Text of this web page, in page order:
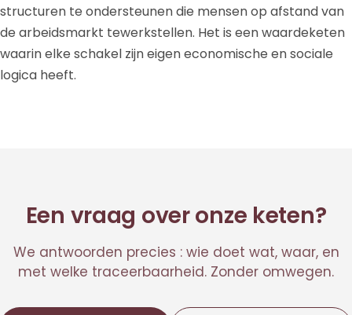
structuren te ondersteunen die mensen op afstand van
de arbeidsmarkt tewerkstellen. Het is een waardeketen
waarin elke schakel zijn eigen economische en sociale
logica heeft.
Een vraag over onze keten?
We antwoorden precies : wie doet wat, waar, en
met welke traceerbaarheid. Zonder omwegen.